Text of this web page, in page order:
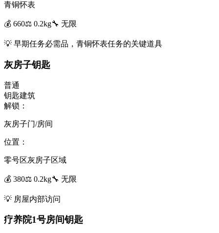
青铜怀表
💰 660⚖️ 0.2kg🔧 无限
💡 早期任务必需品，青铜怀表任务的关键道具
灰房子钥匙
普通
钥匙建筑
解锁：
灰房子门/房间
位置：
零号区灰房子区域
💰 380⚖️ 0.2kg🔧 无限
💡 房屋内部访问
疗养院1号房间钥匙